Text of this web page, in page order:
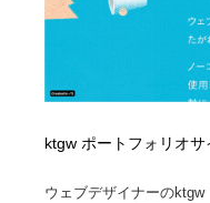
ktgw ポートフォリオサ
ウェブデザイナーの